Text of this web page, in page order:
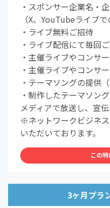
・スポンサー企業名・
（X、YouTubeライブ
・ライブ無料ご招待
・ライブ配信にて毎回
・主催ライブやコンサ
・主催ライブやコンサ
・テーマソングの提供（
・制作したテーマソン
メディアで放送し、宣
※ネットワークビジネ
いただいております。
この
3ヶ月プラ